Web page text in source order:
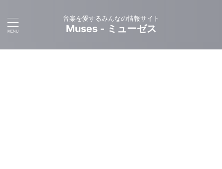
音楽を愛するみんなの情報サイト
Muses - ミューゼス